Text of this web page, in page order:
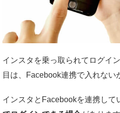
インスタを乗っ取られてログイ
目は、Facebook連携で入れない
インスタとFacebookを連携して